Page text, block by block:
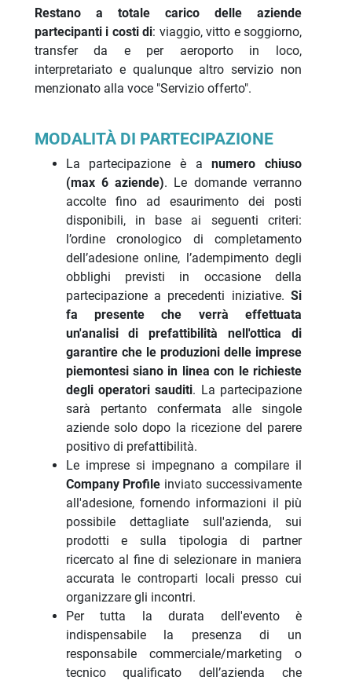
Restano a totale carico delle aziende
partecipanti i costi di: viaggio, vitto e soggiorno,
transfer da e per aeroporto in loco,
interpretariato e qualunque altro servizio non
menzionato alla voce "Servizio offerto".
MODALITÀ DI PARTECIPAZIONE
La partecipazione è anumero chiuso
(max 6 aziende). Le domande verranno
accolte fino ad esaurimento dei posti
disponibili, in base ai seguenti criteri:
l’ordine cronologico di completamento
dell’adesione online, l’adempimento degli
obblighi previsti in occasione della
partecipazione a precedenti iniziative. Si
fa presente che verrà effettuata
un'analisi di prefattibilità nell'ottica di
garantire che le produzioni delle imprese
piemontesi siano in linea con le richieste
degli operatori sauditi. La partecipazione
sarà pertanto confermata alle singole
aziende solo dopo la ricezione del parere
positivo di prefattibilità.
Le imprese si impegnano a compilare il
Company Profile inviato successivamente
all'adesione, fornendo informazioni il più
possibile dettagliate sull'azienda, sui
prodotti e sulla tipologia di partner
ricercato al fine di selezionare in maniera
accurata le controparti locali presso cui
organizzare gli incontri.
Per tutta la durata dell'evento è
indispensabile la presenza di un
responsabile commerciale/marketing o
tecnico qualificato dell’azienda che